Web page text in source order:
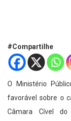
#Compartilhe
O Ministério
favorável sobre o
Câmara Cível